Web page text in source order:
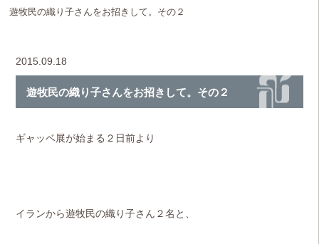
遊牧民の織り子さんをお招きして。その２
2015.09.18
遊牧民の織り子さんをお招きして。その２
ギャッベ展が始まる２日前より
イランから遊牧民の織り子さん２名と、